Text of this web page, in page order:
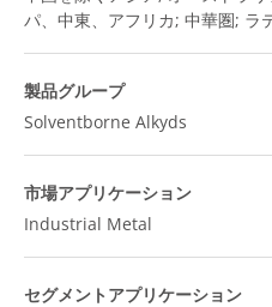
パ、中東、アフリカ; 中華圏; ラ
製品グループ
Solventborne Alkyds
市場アプリケーション
Industrial Metal
セグメントアプリケーション